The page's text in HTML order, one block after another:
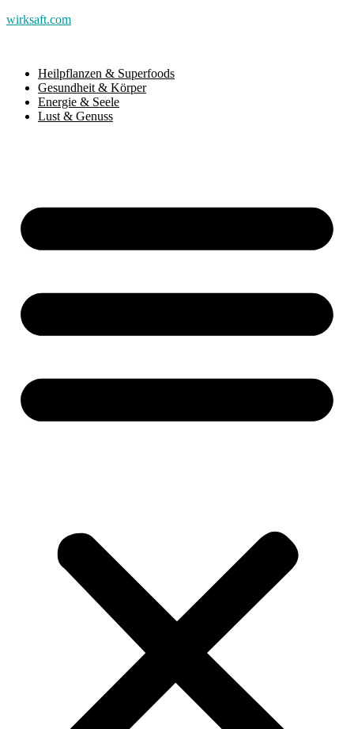
wirksaft.com
Heilpflanzen & Superfoods
Gesundheit & Körper
Energie & Seele
Lust & Genuss